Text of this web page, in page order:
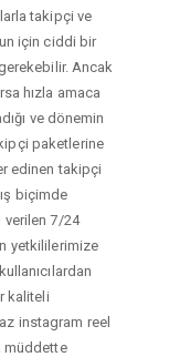
takipçi ve
için ciddi bir
Ancak
hızla amaca
ve dönemin
paketlerine
edinen takipçi
biçimde
verilen 7/24
yetkililerimize
kaliteli
instagram reel
müddette